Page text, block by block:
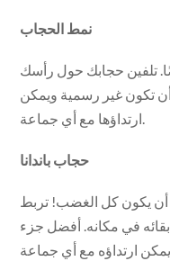
نمط الحجاب
تلفين حجابك حول رأسك
تكون غير رسمية ويمكن
ارتداؤها مع أي جماعة.
حجاب باندانا
أن يكون كل الغضب! تربط
في مكانه. أفضل جزء